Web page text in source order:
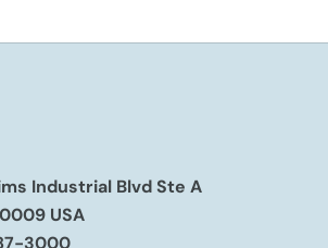
Industrial Blvd Ste A
USA
3000